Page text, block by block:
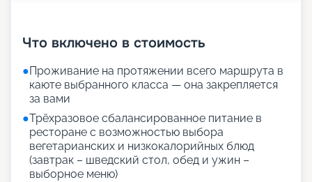
Что включено в стоимость
●Проживание на протяжении всего маршрута в
каюте выбранного класса — она закрепляется
за вами
●Трёхразовое сбалансированное питание в
ресторане с возможностью выбора
вегетарианских и низкокалорийных блюд
(завтрак – шведский стол, обед и ужин –
выборное меню)